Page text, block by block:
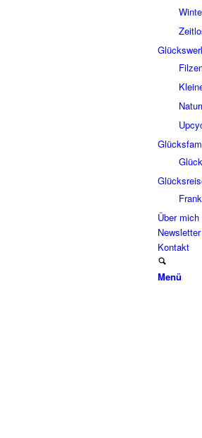
Über mich
Newsletter
Kontakt
Menü